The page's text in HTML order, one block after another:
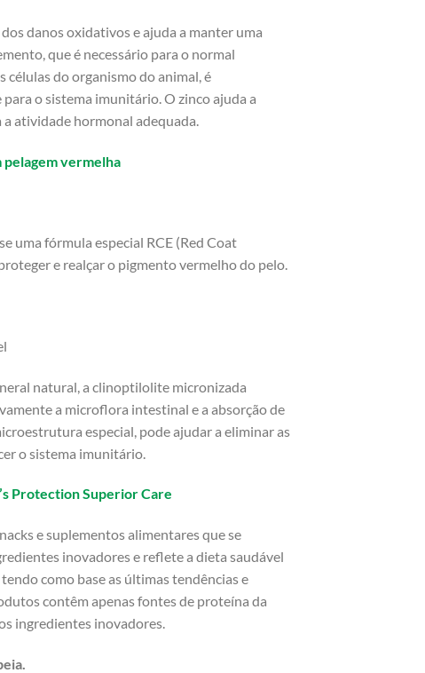
danos oxidativos e ajuda a manter uma
que é necessário para o normal
células do organismo do animal, é
o sistema imunitário. O zinco ajuda a
atividade hormonal adequada.
pelagem vermelha
uma fórmula especial RCE (Red Coat
e realçar o pigmento vermelho do pelo.
natural, a clinoptilolite micronizada
a microflora intestinal e a absorção de
especial, pode ajudar a eliminar as
o sistema imunitário.
Protection Superior Care
e suplementos alimentares que se
inovadores e reflete a dieta saudável
como base as últimas tendências e
contêm apenas fontes de proteína da
ingredientes inovadores.